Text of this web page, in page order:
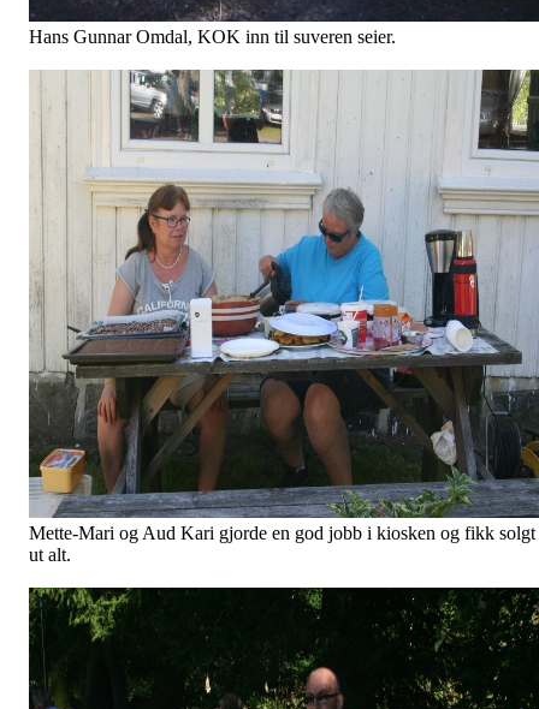
Hans Gunnar Omdal, KOK inn til suveren seier.
Mette-Mari og Aud Kari gjorde en god jobb i kiosken og fikk solgt
ut alt.